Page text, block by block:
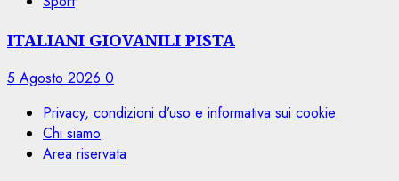
ITALIANI GIOVANILI PISTA
5 Agosto 2026 0
Privacy, condizioni d’uso e informativa sui cookie
Chi siamo
Area riservata